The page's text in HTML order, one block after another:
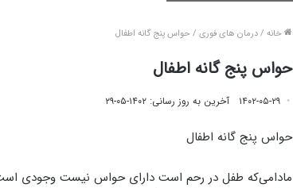
خانه /درمان های فوری /حواس پنج گانه اطفال
حواس پنج گانه اطفال
۱۴۰۲-۰۵-۲۹ آخرین به روز رسانی: ۱۴۰۲-۰۵-۲۹
حواس پنج گانه اطفال
مادامی‌که طفل در رحم است دارای حواس نیست وجودی است